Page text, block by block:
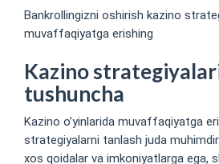
Bankrollingizni oshirish kazino
muvaffaqiyatga erishing
Kazino
tushuncha
Kazino o’yinlarida muvaffaqiyatga
strategiyalarni tanlash juda muhimdir.
xos qoidalar va imkoniyatlarga ega,